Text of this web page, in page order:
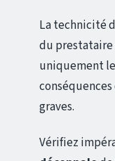
La technicité
du
uniquement
graves.
Vérifiez